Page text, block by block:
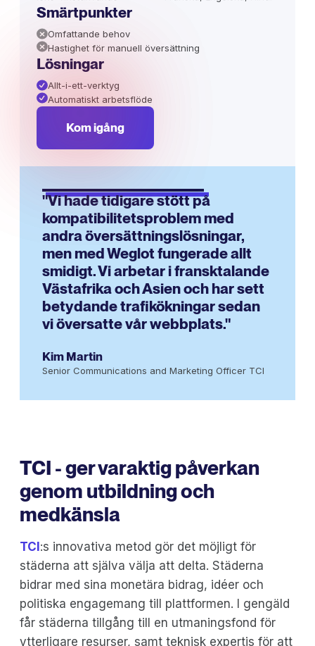
Smärtpunkter
Omfattande behov
Hastighet för manuell översättning
Lösningar
Allt-i-ett-verktyg
Automatiskt arbetsflöde
Kom igång
"Vi hade tidigare stött på
kompatibilitetsproblem med
andra översättningslösningar,
men med Weglot fungerade allt
smidigt. Vi arbetar i fransktalande
Västafrika och Asien och har sett
betydande trafikökningar sedan
vi översatte vår webbplats."
Kim Martin
Senior Communications and Marketing Officer TCI
TCI - ger varaktig påverkan
genom utbildning och
medkänsla
TCI:s innovativa metod gör det möjligt för
städerna att själva välja att delta. Städerna
bidrar med sina monetära bidrag, idéer och
politiska engagemang till plattformen. I gengäld
får städerna tillgång till en utmaningsfond för
ytterligare resurser, samt teknisk expertis för att